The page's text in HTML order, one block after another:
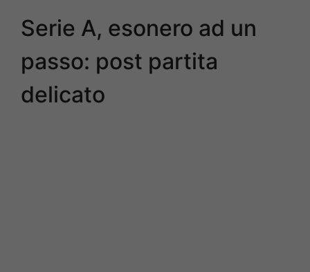
Serie A, esonero ad un
passo: post partita
delicato